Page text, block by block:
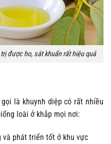
được ho, sát khuẩn rất hiệu quả
là khuynh diệp có rất nhiều
loài ở khắp mọi nơi:
và phát triển tốt ở khu vực